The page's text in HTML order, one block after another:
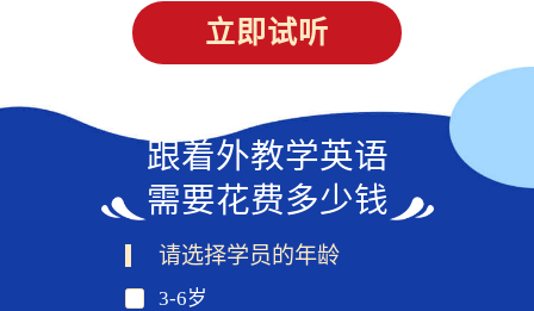
立即试听
跟着外教学英语
需要花费多少钱
请选择学员的年龄
3-6岁